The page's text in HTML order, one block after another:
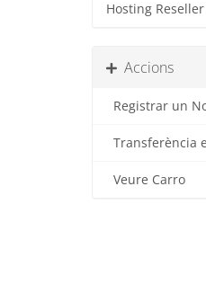
Hosting
Accions
Registrar un
Transferència
Veure Carro